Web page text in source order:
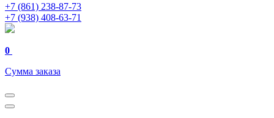
+7 (861) 238-87-73
+7 (938) 408-63-71
0
Сумма заказа